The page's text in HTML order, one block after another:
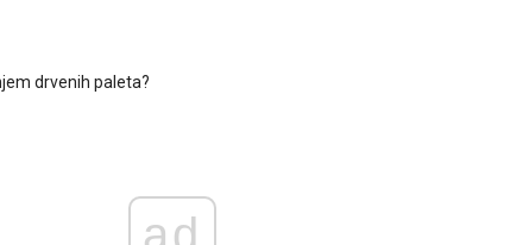
drvenih paleta?
ad